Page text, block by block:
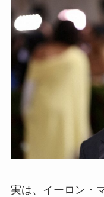
実は、イーロン・